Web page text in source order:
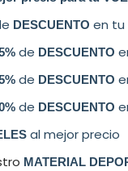
DESCUENTO en tu
de DESCUENTO
de DESCUENTO
de DESCUENTO
al mejor precio
MATERIAL